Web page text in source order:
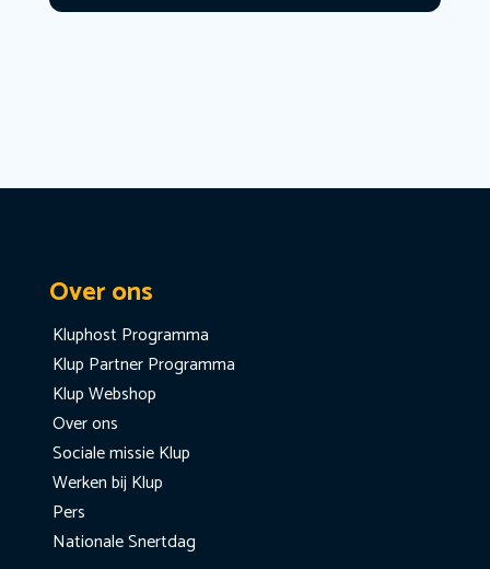
Over ons
Kluphost Programma
Klup Partner Programma
Klup Webshop
Over ons
Sociale missie Klup
Werken bij Klup
Pers
Nationale Snertdag